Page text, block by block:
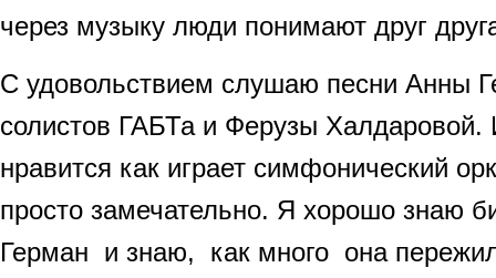
через музыку люди понимают друг
С удовольствием слушаю песни Анны
солистов ГАБТа и Ферузы
нравится как играет симфонический
просто замечательно. Я хорошо знаю
Герман и знаю, как много она